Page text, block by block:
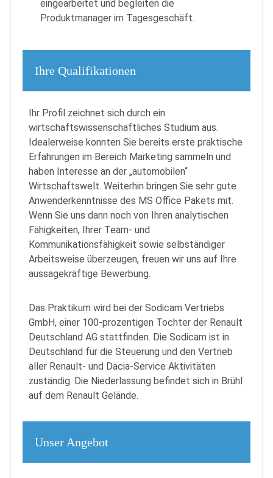
eingearbeitet und begleiten die
Produktmanager im Tagesgeschäft.
Ihre Qualifikationen
Ihr Profil zeichnet sich durch ein
wirtschaftswissenschaftliches Studium aus.
Idealerweise konnten Sie bereits erste praktische
Erfahrungen im Bereich Marketing sammeln und
haben Interesse an der „automobilen“
Wirtschaftswelt. Weiterhin bringen Sie sehr gute
Anwenderkenntnisse des MS Office Pakets mit.
Wenn Sie uns dann noch von Ihren analytischen
Fähigkeiten, Ihrer Team- und
Kommunikationsfähigkeit sowie selbständiger
Arbeitsweise überzeugen, freuen wir uns auf Ihre
aussagekräftige Bewerbung.
Das Praktikum wird bei der Sodicam Vertriebs
GmbH, einer 100-prozentigen Tochter der Renault
Deutschland AG stattfinden. Die Sodicam ist in
Deutschland für die Steuerung und den Vertrieb
aller Renault- und Dacia-Service Aktivitäten
zuständig. Die Niederlassung befindet sich in Brühl
auf dem Renault Gelände.
Unser Angebot